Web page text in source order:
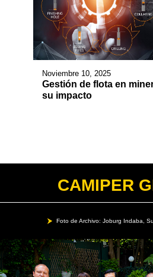
Noviembre 10, 2025
Gestión de flota en
su impacto
CAMIPER
Foto de Archivo: Joburg Indaba,